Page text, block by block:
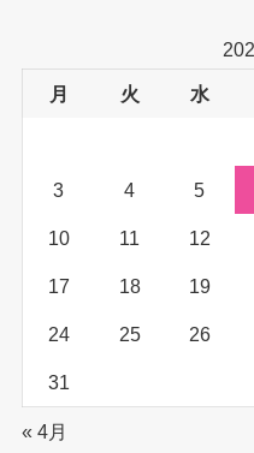
月 火 水
3 4 5
10 11 12
17 18 19
24 25 26
31
« 4月